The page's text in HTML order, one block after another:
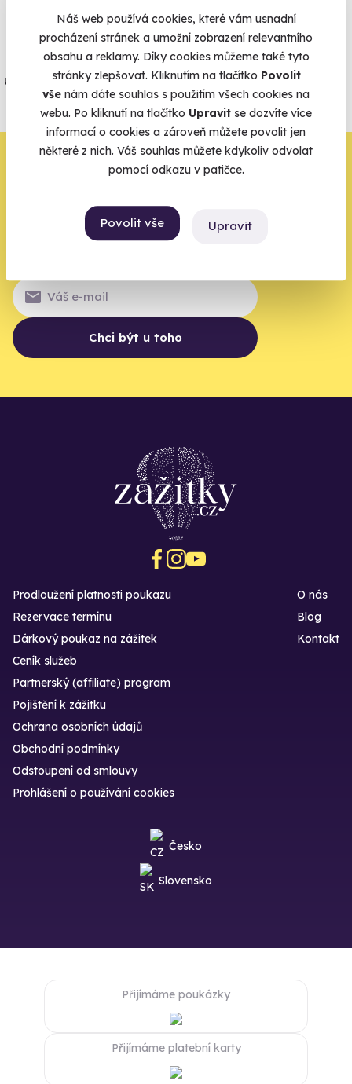
Náš web používá cookies, které vám usnadní
procházení stránek a umožní zobrazení relevantního
obsahu a reklamy. Díky cookies můžeme také tyto
stránky zlepšovat. Kliknutím na tlačítko Povolit
vše nám dáte souhlas s použitím všech cookies na
webu. Po kliknutí na tlačítko Upravit se dozvíte více
informací o cookies a zároveň můžete povolit jen
některé z nich. Váš souhlas můžete kdykoliv odvolat
pomocí odkazu v patičce.
Povolit vše Upravit
Vše umíme pojistit
Jeden nikdy neví. Máme nejvyšší
úrazové pojištění z nabídky zážitkových
agentur.
Zbývá jeden krok,
zbytek zařídíme my
Váš e-mail je vstupenka do světa, kde se žije naplno. Pojďte
Chci být u toho
Prodloužení platnosti poukazu
Rezervace termínu
Dárkový poukaz na zážitek
O nás
Blog
Kontakt
Ceník služeb
Partnerský (affiliate) program
Pojištění k zážitku
Ochrana osobních údajů
Obchodní podmínky
Odstoupení od smlouvy
Prohlášení o používání cookies
Česko
Slovensko
Přijímáme poukázky
Přijímáme platební karty